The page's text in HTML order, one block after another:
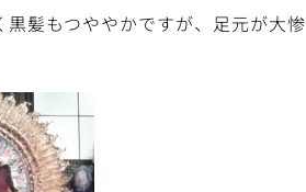
髪もつややかですが、足元が大惨